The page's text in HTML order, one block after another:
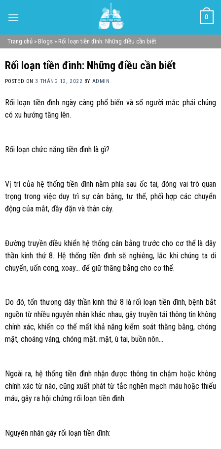
0
Trang chủ » Blogs » Rối loạn tiền đình: Những điều cần biết
Rối loạn tiền đình: Những điều cần biết
POSTED ON 3 THÁNG 12, 2022 BY ADMIN
Rối loạn tiền đình ngày càng phổ biến và số người mắc phải chúng
có xu hướng tăng lên.
Rối loạn chức năng tiền đình là gì?
Vị trí của hệ thống tiền đình nằm phía sau ốc tai, đóng vai trò quan
trọng trong việc duy trì sự cân bằng, tư thế, phối hợp các chuyển
động của mắt, đầy đặn và thân cây.
Đường truyền điều khiển hệ thống cân bằng trước cho cơ thể là dây
thần kinh thứ 8. Hệ thống tiền đình sẽ nghiêng, lắc khi chúng ta di
chuyển, uốn cong, xoay… để giữ thăng bằng cho cơ thể.
Do đó, tổn thương dây thần kinh thứ 8 là rối loạn tiền đình, bệnh bắt
nguồn từ nhiều nguyên nhân khác nhau, gây truyền tải thông tin không
chính xác, khiến cơ thể mất khả năng kiểm soát thăng bằng, chóng
mặt, choáng váng, chóng mặt. mặt, ù tai, buồn nôn…
Ngoài ra, hệ thống tiền đình nhận được thông tin chậm hoặc không
chính xác từ não, cũng xuất phát từ tắc nghẽn mạch máu hoặc thiếu
máu, gây ra hội chứng rối loạn tiền đình.
Nguyên nhân gây rối loạn tiền đình: